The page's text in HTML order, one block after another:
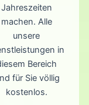
Jahreszeiten
machen. Alle
unsere
in
diesem Bereich
sind für Sie völlig
kostenlos.